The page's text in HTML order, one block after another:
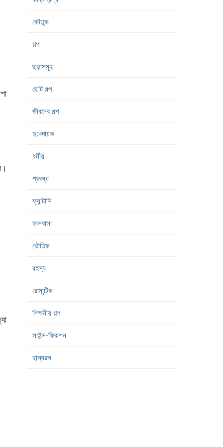
কৌতুক
গল্প
ছড়াসমূহ
ছোট গল্প
জীবনের গল্প
দু:খদায়ক
ধর্মীয়
প্রবন্ধ
ফ্যান্টাসি
ভালবাসা
ভৌতিক
রহস্য
রোমান্টিক
শিক্ষনীয় গল্প
সাইন্স-ফিকশন
হাস্যরস